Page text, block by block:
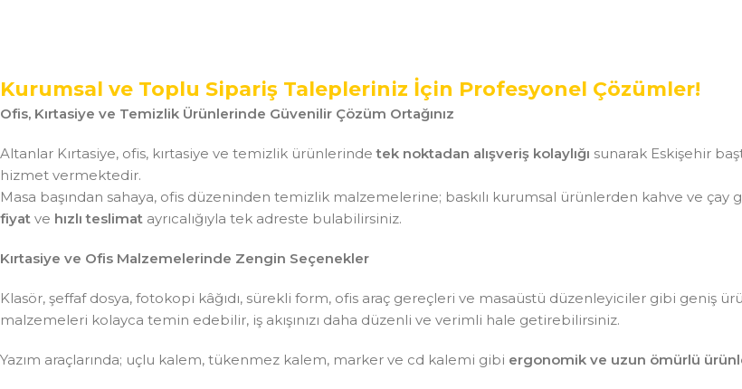
Kurumsal ve Toplu Sipariş Talepleriniz İçin Profesyonel Çözümler!
Ofis, Kırtasiye ve Temizlik Ürünlerinde Güvenilir Çözüm Ortağınız
Altanlar Kırtasiye, ofis, kırtasiye ve temizlik ürünlerindetek noktadan alışveriş kolaylığı sunarak Eskişehir
hizmet vermektedir.
Masa başından sahaya, ofis düzeninden temizlik malzemelerine; baskılı kurumsal ürünlerden kahve ve
fiyat ve hızlı teslimat ayrıcalığıyla tek adreste bulabilirsiniz.
Kırtasiye ve Ofis Malzemelerinde Zengin Seçenekler
Klasör, şeffaf dosya, fotokopi kâğıdı, sürekli form, ofis araç gereçleri ve masaüstü düzenleyiciler gibi geniş
malzemeleri kolayca temin edebilir, iş akışınızı daha düzenli ve verimli hale getirebilirsiniz.
Yazım araçlarında; uçlu kalem, tükenmez kalem, marker ve cd kalemi gibi ergonomik ve uzun ömürlü